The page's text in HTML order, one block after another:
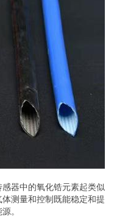
器中的氧化锆元素起类似
测量和控制既能稳定和提
。